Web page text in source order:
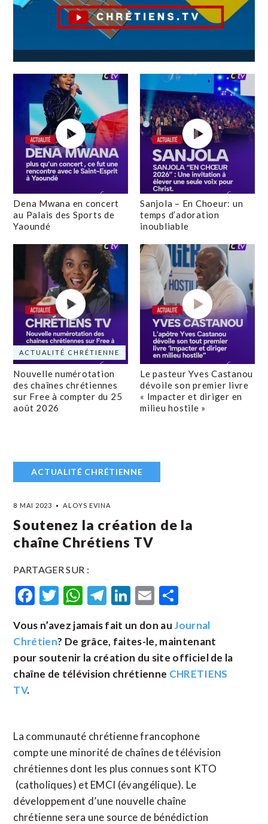
Dena Mwana en concert
au Palais des Sports de
Yaoundé
Sanjola – En Choeur: un
temps d’adoration
inoubliable
ACTUALITÉ CHRÉTIENNE
Nouvelle numérotation
des chaînes chrétiennes
sur Free à compter du 25
août 2026
Le pasteur Yves Castanou
dévoile son premier livre
« Impacter et diriger en
milieu hostile »
ACTUALITÉ CHRÉTIENNE
8 MAI 2023 ALOYS EVINA
Soutenez la création de la
chaîne Chrétiens TV
PARTAGER SUR :
Facebook
Twitter
WhatsApp
Telegram
LinkedIn
Email
Vous n’avez jamais fait un don auJournal
Chrétien? De grâce, faites-le, maintenant
pour soutenir la création du site officiel de la
chaîne de télévision chrétienne CHRETIENS
TV.
La communauté chrétienne francophone
compte une minorité de chaînes de télévision
chrétiennes dont les plus connues sont KTO
(catholiques) et EMCI (évangélique). Le
développement d’une nouvelle chaîne
chrétienne sera une source de bénédiction